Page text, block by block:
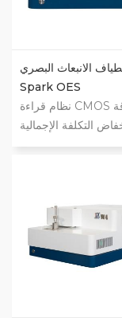
سهلة الاستخدام
الانبعاث البصري
Spark OES
نظام قراءة CMOS عالي الدقة
التكلفة الإجمالية
بصريات الفراغ التي
الذكي، التصميم
التطبيقات الحديدية
سهل الاستخدام
الكامل بالكمبيوتر